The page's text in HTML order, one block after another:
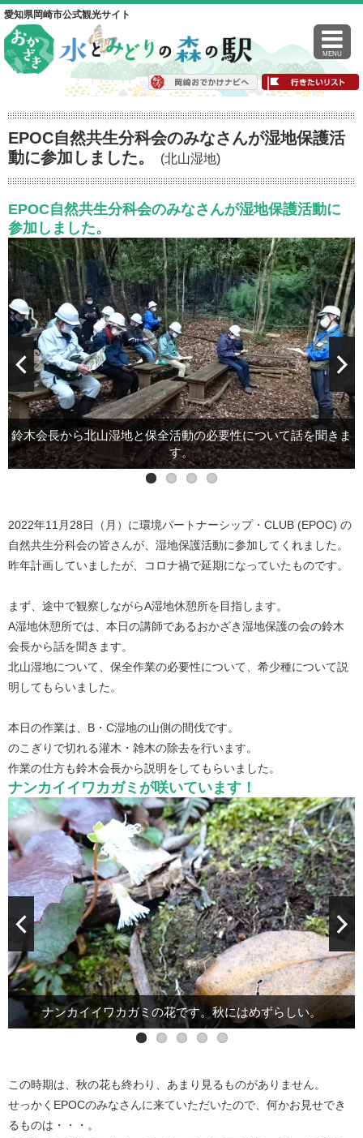
愛知県岡崎市公式観光サイト
MENU
EPOC自然共生分科会のみなさんが湿地保護活
動に参加しました。
(北山湿地)
EPOC自然共生分科会のみなさんが湿地保護活動に
参加しました。
鈴木会長から北山湿地と保全活動の必要性について話を聞きま
す。
安全な木の切り方を教えてもらいます。
倒したい方向にテンションをかけて切ります。
枝を落として、整理します。
2022年11月28日（月）に環境パートナーシップ・CLUB (EPOC) の
自然共生分科会の皆さんが、湿地保護活動に参加してくれました。
昨年計画していましたが、コロナ禍で延期になっていたものです。
まず、途中で観察しながらA湿地休憩所を目指します。
A湿地休憩所では、本日の講師であるおかざき湿地保護の会の鈴木
会長から話を聞きます。
北山湿地について、保全作業の必要性について、希少種について説
明してもらいました。
本日の作業は、B・C湿地の山側の間伐です。
のこぎりで切れる灌木・雑木の除去を行います。
作業の仕方も鈴木会長から説明をしてもらいました。
ナンカイイワカガミが咲いています！
ナンカイイワカガミの花です。秋にはめずらしい。
センリョウの実です。お正月飾りに使いますが、北山では採取
はできません。
フユイチゴの実です。よく探せばありますね。
ツルグミの花です。もう終わりですが、かわいい房がついてま
す。
おかげさまで、きれいに整理され、日も入るようになりまし
た！
この時期は、秋の花も終わり、あまり見るものがありません。
せっかくEPOCのみなさんに来ていただいたので、何かお見せでき
るものは・・・。